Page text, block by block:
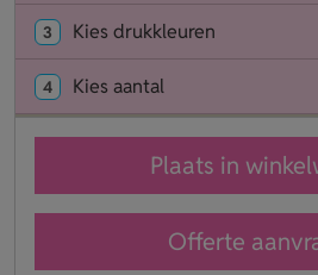
3 Kies drukkleuren
4 Kies aantal
Plaats in
Offerte